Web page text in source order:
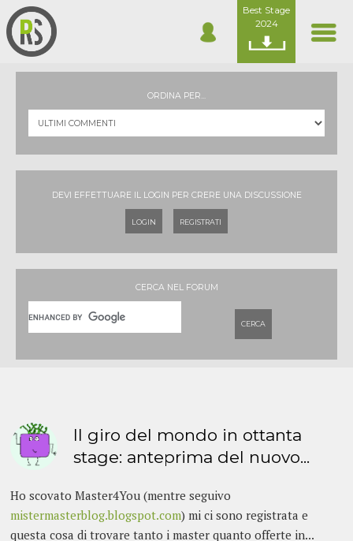
Best Stage
2024
ORDINA PER...
DEVI EFFETTUARE IL LOGIN PER CRERE UNA DISCUSSIONE
LOGIN REGISTRATI
CERCA NEL FORUM
CERCA
Il giro del mondo in ottanta
stage: anteprima del nuovo...
Ho scovato Master4You (mentre seguivo
mistermasterblog.blogspot.com) mi ci sono registrata e
questa cosa di trovare tanto i master quanto offerte in...